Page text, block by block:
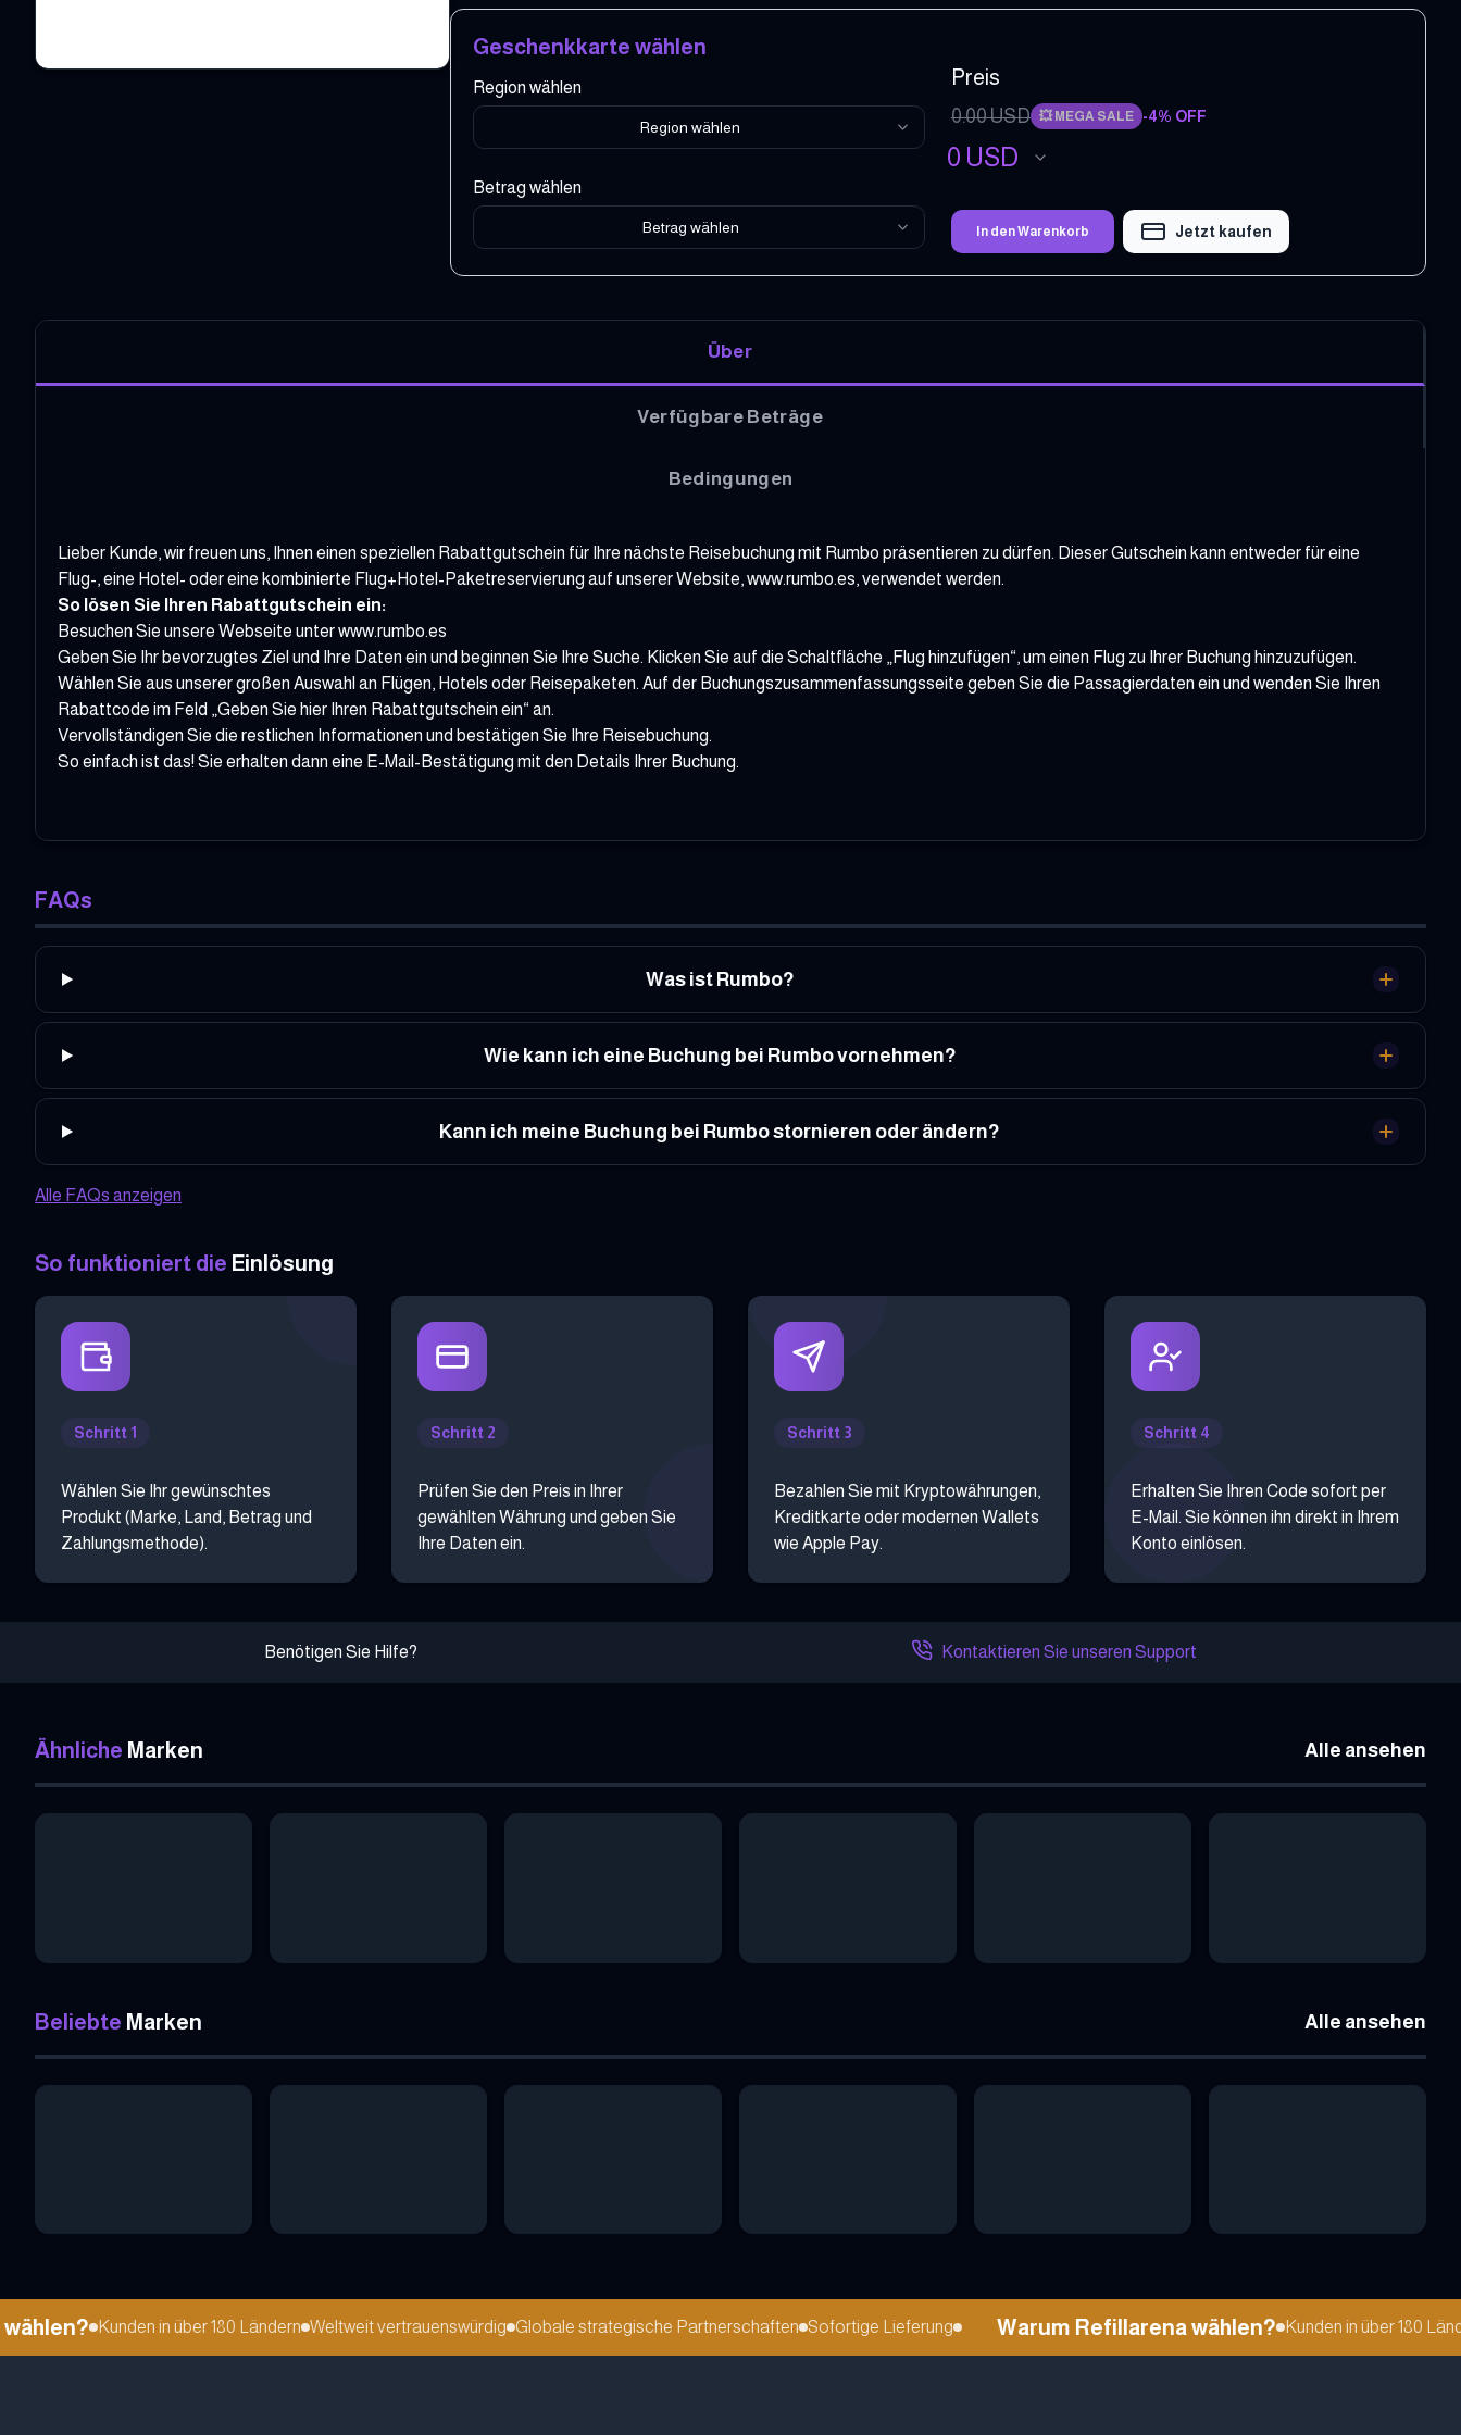
Geschenkkarte wählen
Region wählen
Region wählen
Betrag wählen
Betrag wählen
Preis
0.00USD 💥 MEGA SALE -4% OFF
0 USD
In den Warenkorb Jetzt kaufen
Über
Verfügbare Beträge
Bedingungen
Lieber Kunde, wir freuen uns, Ihnen einen speziellen Rabattgutschein für Ihre nächste Reisebuchung mit Rumbo präsentieren zu dürfen. Dieser Gutschein kann entweder für eine
Flug-, eine Hotel- oder eine kombinierte Flug+Hotel-Paketreservierung auf unserer Website, www.rumbo.es, verwendet werden.
So lösen Sie Ihren Rabattgutschein ein:
Besuchen Sie unsere Webseite unter www.rumbo.es
Geben Sie Ihr bevorzugtes Ziel und Ihre Daten ein und beginnen Sie Ihre Suche. Klicken Sie auf die Schaltfläche „Flug hinzufügen“, um einen Flug zu Ihrer Buchung hinzuzufügen.
Wählen Sie aus unserer großen Auswahl an Flügen, Hotels oder Reisepaketen. Auf der Buchungszusammenfassungsseite geben Sie die Passagierdaten ein und wenden Sie Ihren
Rabattcode im Feld „Geben Sie hier Ihren Rabattgutschein ein“ an.
Vervollständigen Sie die restlichen Informationen und bestätigen Sie Ihre Reisebuchung.
So einfach ist das! Sie erhalten dann eine E-Mail-Bestätigung mit den Details Ihrer Buchung.
FAQs
Was ist Rumbo?
Wie kann ich eine Buchung bei Rumbo vornehmen?
Kann ich meine Buchung bei Rumbo stornieren oder ändern?
Alle FAQs anzeigen
So funktioniert die Einlösung
Schritt 1
Wählen Sie Ihr gewünschtes
Produkt (Marke, Land, Betrag und
Zahlungsmethode).
Schritt 2
Prüfen Sie den Preis in Ihrer
gewählten Währung und geben Sie
Ihre Daten ein.
Schritt 3
Bezahlen Sie mit Kryptowährungen,
Kreditkarte oder modernen Wallets
wie Apple Pay.
Schritt 4
Erhalten Sie Ihren Code sofort per
E-Mail. Sie können ihn direkt in Ihrem
Konto einlösen.
Benötigen Sie Hilfe? Kontaktieren Sie unseren Support
Ähnliche Marken Alle ansehen
Beliebte Marken Alle ansehen
Kunden in über 180 Ländern Weltweit vertrauenswürdig Globale strategische Partnerschaften Sofortige Lieferung Warum Refillarena wählen? Kunden in über 180 Ländern